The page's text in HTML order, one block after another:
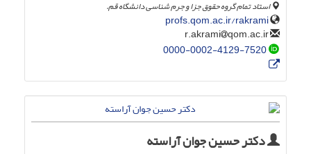
استاد تمام گروه حقوق جزا و جرم شناسی دانشگاه قم.
profs.qom.ac.ir/rakrami
qom.ac.ir
0000-0002-4129-7520
دکتر حسین جوان آراسته